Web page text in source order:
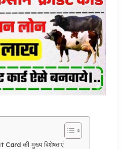
की मुख्य विशेषताएं